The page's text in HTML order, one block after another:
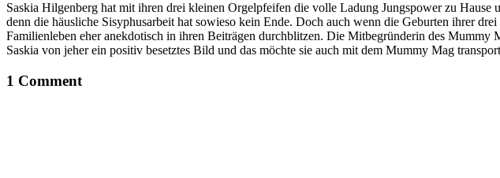
Saskia Hilgenberg hat mit ihren drei kleinen Orgelpfeifen die volle Ladung Jungspower zu
denn die häusliche Si­sy­phus­ar­beit hat sowieso kein Ende. Doch auch wenn die Geburten ihrer
Familienleben eher anekdotisch in ihren Beiträgen durchblitzen. Die Mitbegründerin des
Saskia von jeher ein positiv besetztes Bild und das möchte sie auch mit dem Mummy Mag
1 Comment